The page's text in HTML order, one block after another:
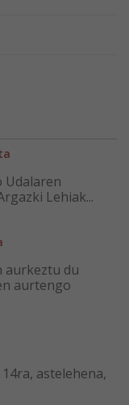
Udalaren
Lehiak...
aurkeztu du
aurtengo
astelehena,